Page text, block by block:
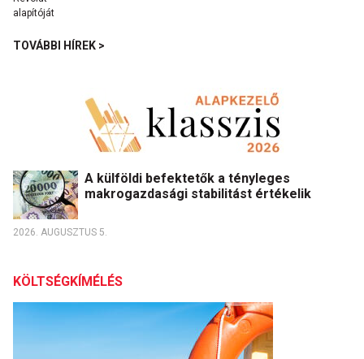
TOVÁBBI HÍREK >
A külföldi befektetők a tényleges
makrogazdasági stabilitást értékelik
2026. AUGUSZTUS 5.
KÖLTSÉGKÍMÉLÉS